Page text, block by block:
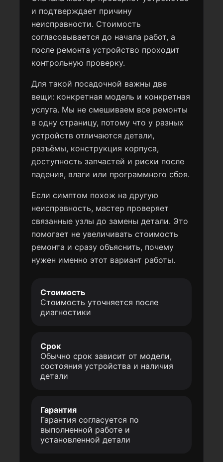
и подтверждает причину
неисправности. Стоимость
согласовывается до начала работ, а
после ремонта устройство проходит
контрольную проверку.
Для такой посадочной важны две
вещи: конкретная модель и конкретная
услуга. Мы не смешиваем все ремонты
в одну страницу, потому что у разных
устройств отличаются детали,
разъёмы, конструкция корпуса,
доступность запчастей и риски после
падения, влаги или программного сбоя.
Если симптом похож на другую
неисправность, мастер проверяет
связанные узлы до замены детали. Это
помогает не увеличивать стоимость
ремонта и сразу объяснить, почему
нужен именно этот вариант работы.
Стоимость
Стоимость уточняется после
диагностики
Срок
Обычно срок зависит от модели,
состояния устройства и наличия
детали
Гарантия
Гарантия согласуется по
выполненной работе и
установленной детали